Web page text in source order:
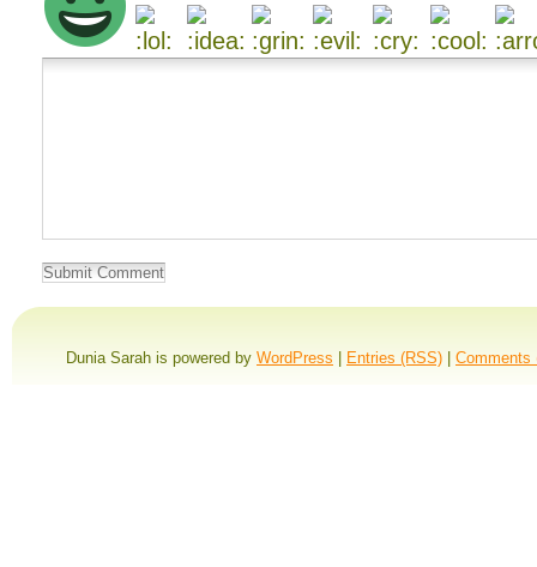
Dunia Sarah is powered by WordPress | Entries (RSS) | Comments